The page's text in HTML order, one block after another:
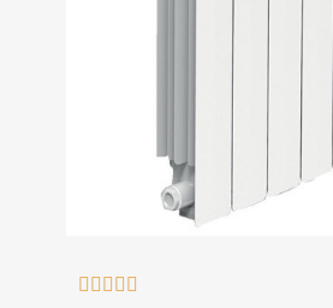
    